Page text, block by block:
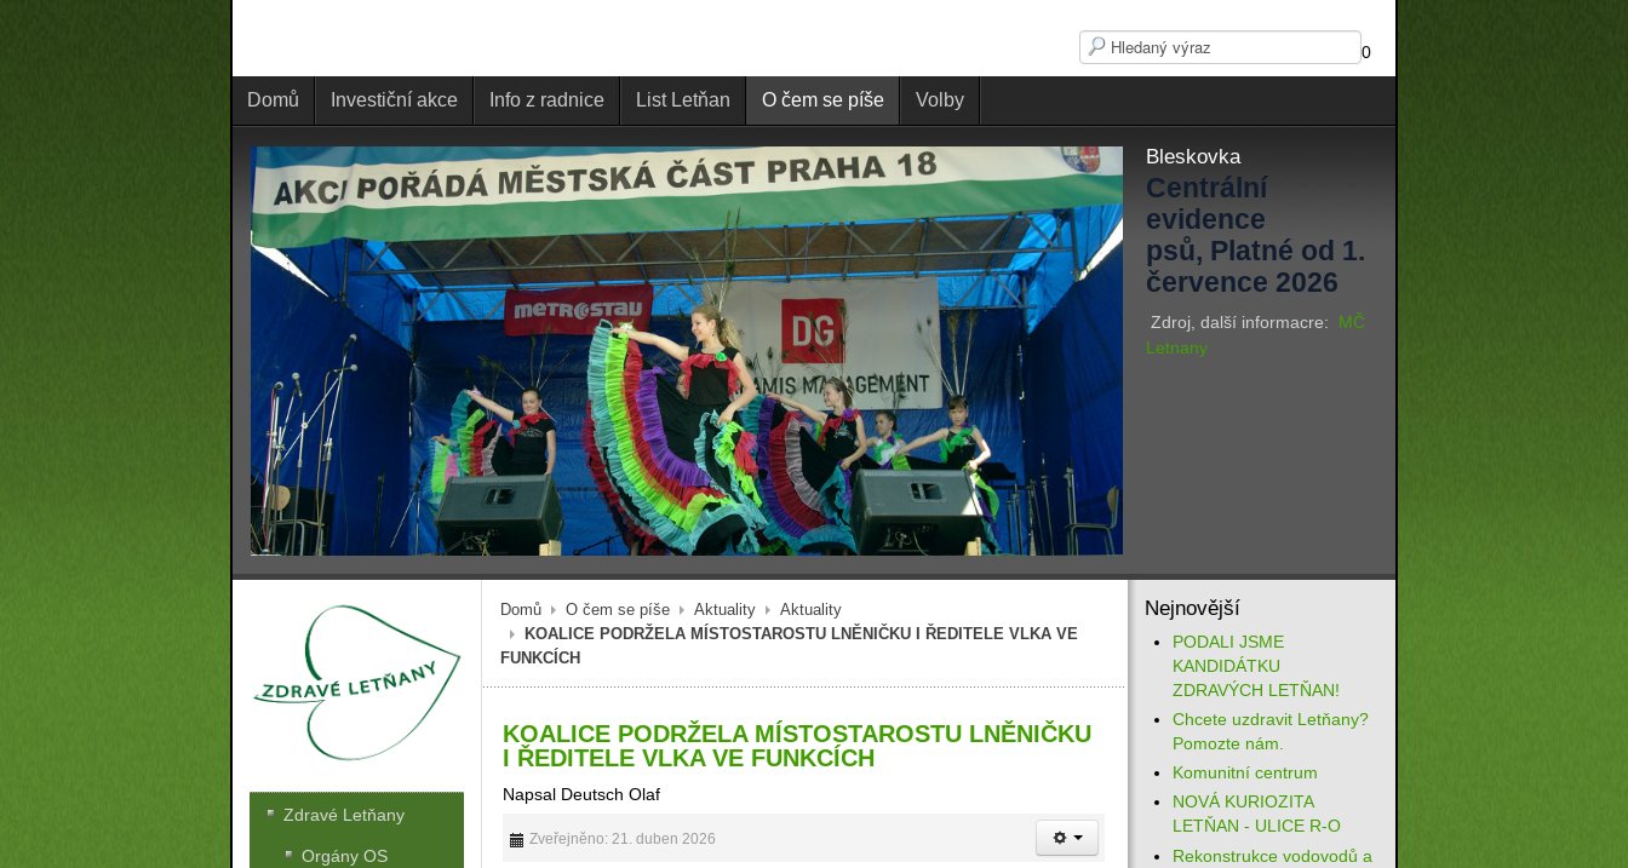
0
Domů Investiční akce Info z radnice List Letňan O čem se píše Volby
Bleskovka
Centrální
evidence
psů, Platné od 1.
července 2026
Zdroj, další informacre: MČ
Letnany
Domů O čem se píše Aktuality
Aktuality
KOALICE PODRŽELA MÍSTOSTAROSTU LNĚNIČKU I ŘEDITELE VLKA VE
FUNKCÍCH
KOALICE PODRŽELA MÍSTOSTAROSTU LNĚNIČKU
I ŘEDITELE VLKA VE FUNKCÍCH
Napsal Deutsch Olaf
Zveřejněno: 21. duben 2026
Zdravé Letňany
Orgány OS
Nejnovější
PODALI JSME
KANDIDÁTKU
ZDRAVÝCH LETŇAN!
Chcete uzdravit Letňany?
Pomozte nám.
Komunitní centrum
NOVÁ KURIOZITA
LETŇAN - ULICE R-O
Rekonstrukce vodovodů a